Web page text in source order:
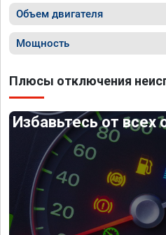
Объем двигателя
Мощность
Плюсы отключения
Избавьтесь от всех